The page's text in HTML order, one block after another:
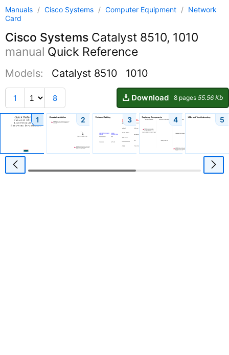
Manuals / Cisco Systems / Computer Equipment / Network
Card
Cisco Systems Catalyst 8510, 1010
manual Quick Reference
Models: Catalyst 8510 1010
1 8 Download 8 pages 55.56 Kb
1 2 3 4 5